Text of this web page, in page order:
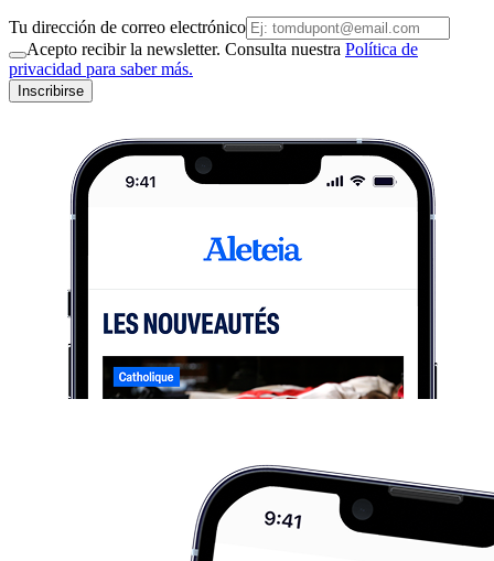
Tu dirección de correo electrónico
Acepto recibir la newsletter. Consulta nuestra Política de
privacidad para saber más.
Inscribirse